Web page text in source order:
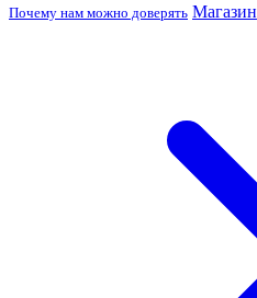
Почему нам можно доверять Магазин